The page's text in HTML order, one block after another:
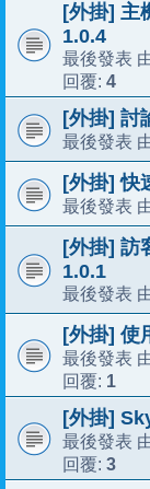
[外掛] 主
1.0.4
最後發表
回覆: 4
[外掛] 討
最後發表
[外掛] 快
最後發表
[外掛] 訪
1.0.1
最後發表
[外掛] 使
最後發表
回覆: 1
[外掛]
最後發表
回覆: 3